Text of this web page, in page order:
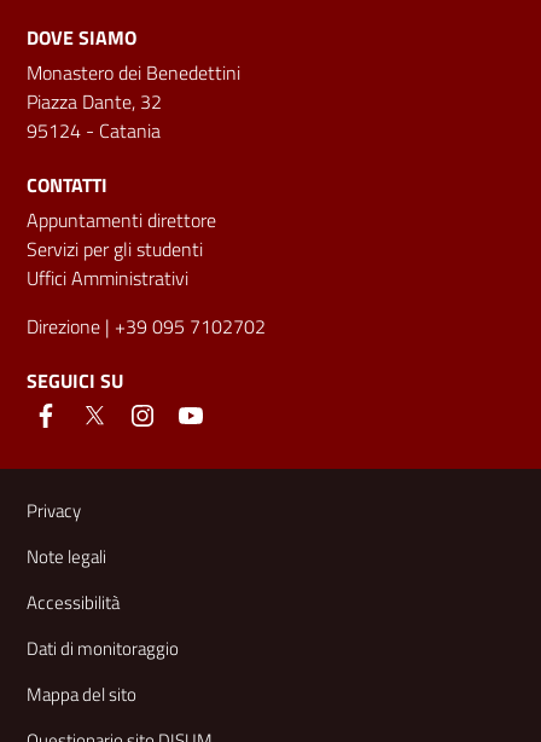
DOVE SIAMO
Monastero dei Benedettini
Piazza Dante, 32
95124 - Catania
CONTATTI
Appuntamenti direttore
Servizi per gli studenti
Uffici Amministrativi
Direzione | +39 095 7102702
SEGUICI SU
Link e informazioni utili
Privacy
Note legali
Accessibilità
Dati di monitoraggio
Mappa del sito